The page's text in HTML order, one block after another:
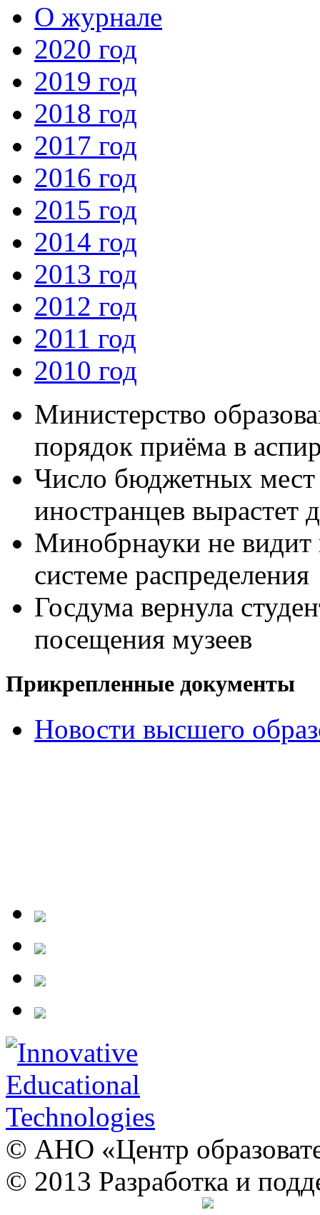
О журнале
2020 год
2019 год
2018 год
2017 год
2016 год
2015 год
2014 год
2013 год
2012 год
2011 год
2010 год
Министерство
порядок приёма в
Число бюджетных мест
иностранцев вырастет
Минобрнауки не видит
системе распределения
Госдума вернула
посещения музеев
Прикрепленные документы
Новости высшего
© АНО «Центр
© 2013 Разработка и